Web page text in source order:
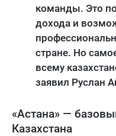
команды. Это
дохода и
стране. Но
всему
заявил Руслан
«Астана» —
Казахстана